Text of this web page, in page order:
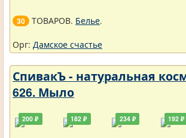
30 ТОВАРОВ. Белье.
Орг: Дамское счастье
СпивакЪ - натуральная
626. Мыло
200 ₽ 182 ₽ 234 ₽ 192 ₽